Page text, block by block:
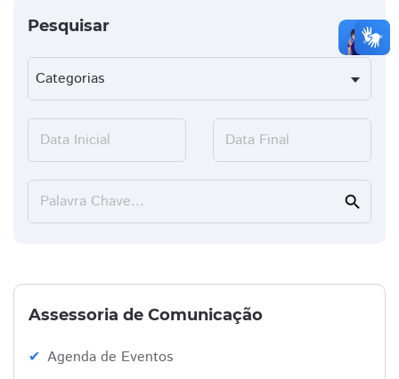
Pesquisar
Data Inicial Data Final
Palavra Chave... search
Assessoria de Comunicação
Agenda de Eventos